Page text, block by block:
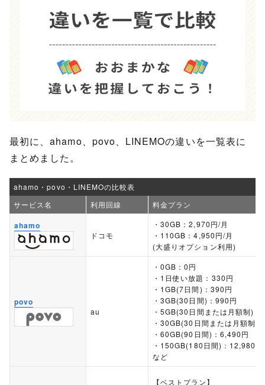
最初に、ahamo、povo、LINEMOの違いを一覧表に
まとめました。
ahamo・povo・LINEMOの比較表
サービス名
利用回線 料金プラン
ahamo
ドコモ
・30GB：2,970円/月
・110GB：4,950円/月
(大盛りオプション利用)
povo
au
・0GB：0円
・1日使い放題：330円
・1GB(7日間)：390円
・3GB(30日間)：990円
・5GB(30日間または月額制)
・30GB(30日間または月額制)
・60GB(90日間)：6,490円
・150GB(180日間)：12,980円
など
【ベストプラン】